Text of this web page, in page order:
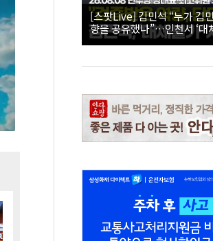
[스팟Live] 김민석 “누가 김
향을 공유했나”…인천서 ‘대
26.08.08 더불어민주당 당대